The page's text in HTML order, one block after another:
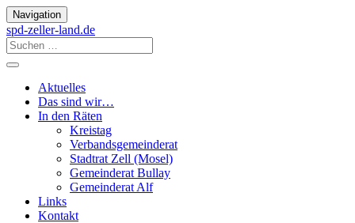
Navigation
spd-zeller-land.de
Aktuelles
Das sind wir…
In den Räten
Kreistag
Verbandsgemeinderat
Stadtrat Zell (Mosel)
Gemeinderat Bullay
Gemeinderat Alf
Links
Kontakt